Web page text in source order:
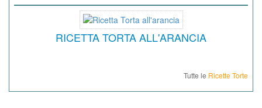
RICETTA TORTA ALL'ARANCIA
Tutte le Ricette Torte